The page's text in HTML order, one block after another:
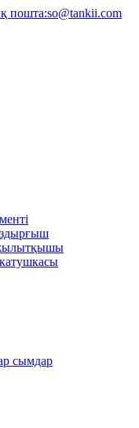
пошта:so@tankii.com
сымдар